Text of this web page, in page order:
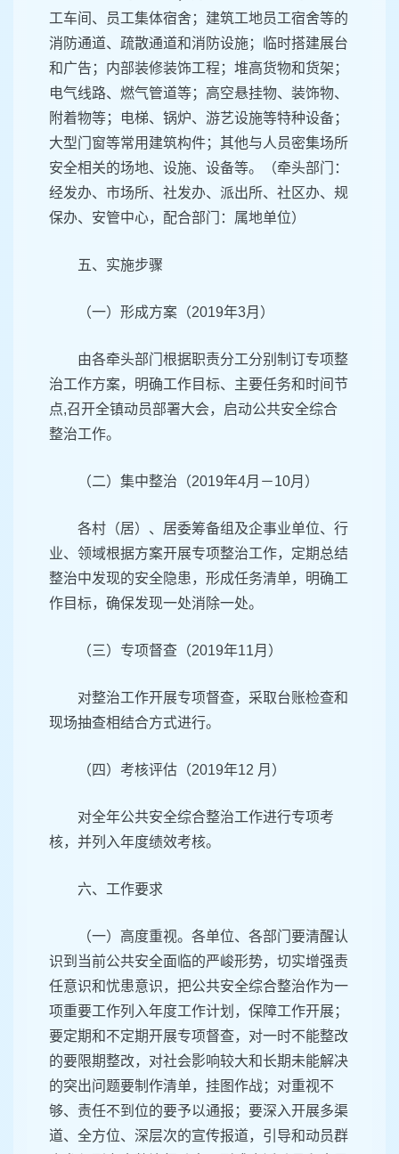
工车间、员工集体宿舍；建筑工地员工宿舍等的
消防通道、疏散通道和消防设施；临时搭建展台
和广告；内部装修装饰工程；堆高货物和货架；
电气线路、燃气管道等；高空悬挂物、装饰物、
附着物等；电梯、锅炉、游艺设施等特种设备；
大型门窗等常用建筑构件；其他与人员密集场所
安全相关的场地、设施、设备等。（牵头部门：
经发办、市场所、社发办、派出所、社区办、规
保办、安管中心，配合部门：属地单位）
五、实施步骤
（一）形成方案（2019年3月）
由各牵头部门根据职责分工分别制订专项整
治工作方案，明确工作目标、主要任务和时间节
点,召开全镇动员部署大会，启动公共安全综合
整治工作。
（二）集中整治（2019年4月－10月）
各村（居）、居委筹备组及企事业单位、行
业、领域根据方案开展专项整治工作，定期总结
整治中发现的安全隐患，形成任务清单，明确工
作目标，确保发现一处消除一处。
（三）专项督查（2019年11月）
对整治工作开展专项督查，采取台账检查和
现场抽查相结合方式进行。
（四）考核评估（2019年12 月）
对全年公共安全综合整治工作进行专项考
核，并列入年度绩效考核。
六、工作要求
（一）高度重视。各单位、各部门要清醒认
识到当前公共安全面临的严峻形势，切实增强责
任意识和忧患意识，把公共安全综合整治作为一
项重要工作列入年度工作计划，保障工作开展；
要定期和不定期开展专项督查，对一时不能整改
的要限期整改，对社会影响较大和长期未能解决
的突出问题要制作清单，挂图作战；对重视不
够、责任不到位的要予以通报；要深入开展多渠
道、全方位、深层次的宣传报道，引导和动员群